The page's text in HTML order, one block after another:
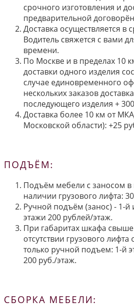
срочного изготовления и
предварительной
Доставка осуществляется в
Водитель свяжется с вами
времени.
По Москве и в пределах 10
доставки одного изделия
случае единовременного
нескольких заказов
последующего изделия +
Доставка более 10 км от
Московской области): +25
ПОДЪЁМ:
Подъём мебели с заносом в
наличии грузового лифта:
Ручной подъём (занос) - 1-
этажи 200 рублей/этаж.
При габаритах шкафа
отсутствии грузового лифта
только ручной подъем: 1-й
200 руб./этаж.
СБОРКА МЕБЕЛИ: